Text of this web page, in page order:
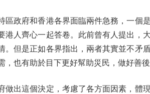
府和香港各界面臨兩件急務，一個是
港人齊心一起答卷。此前曾有人提出，
。但是正如各界指出，兩者其實並不矛
，也有助於目下更好幫助災民，做好善後
出這個決定，考慮了各方面因素，體現